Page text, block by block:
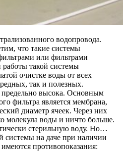
водопровода.
что такие системы
или фильтрами
такой системы
очистке воды от всех
так и полезных.
предельно высока. Основным
фильтра является мембрана,
диаметр ячеек. Через них
молекула воды и ничто больше.
стерильную воду. Но…
системы на даче при наличии
противопоказания: